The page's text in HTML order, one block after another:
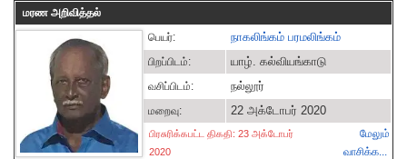
மரண அறிவித்தல்
பெயர்:
நாகலிங்கம் பரமலிங்கம்
பிறப்பிடம்: யாழ். கல்வியங்காடு
வசிப்பிடம்: நல்லூர்
மறைவு: 22 அக்டோபர் 2020
பிரசுரிக்கபட்ட திகதி: 23 அக்டோபர்
2020
மேலும்
வாசிக்க...